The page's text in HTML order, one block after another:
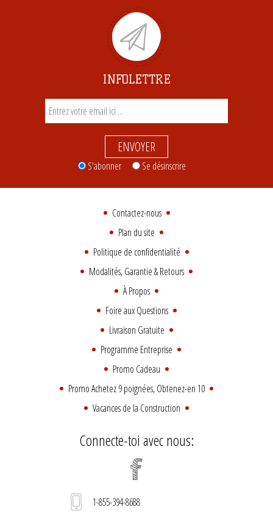
INFOLETTRE
ENVOYER
S'abonner Se désinscrire
Contactez-nous
Plan du site
Politique de confidentialité
Modalités, Garantie & Retours
À Propos
Foire aux Questions
Livraison Gratuite
Programme Entreprise
Promo Cadeau
Promo Achetez 9 poignées, Obtenez-en 10
Vacances de la Construction
Connecte-toi avec nous:
1-855-394-8688